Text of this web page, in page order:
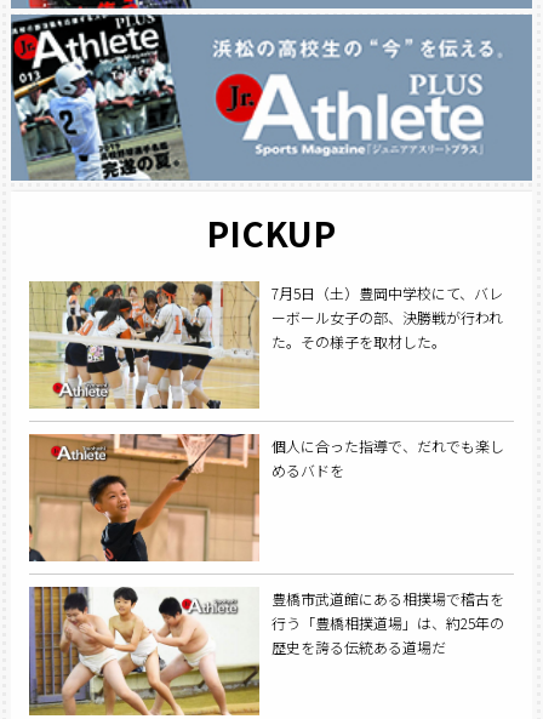
PICKUP
7月5日（土）豊岡中学校にて、バレ
ーボール女子の部、決勝戦が行われ
た。その様子を取材した。
個人に合った指導で、だれでも楽し
めるバドを
豊橋市武道館にある相撲場で稽古を
行う「豊橋相撲道場」は、約25年の
歴史を誇る伝統ある道場だ